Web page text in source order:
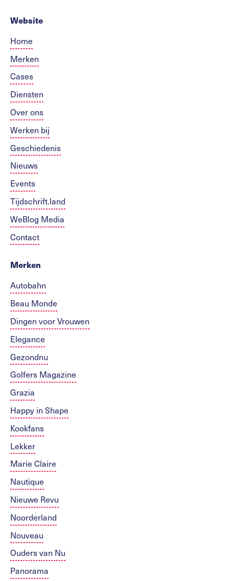
Website
Home
Merken
Cases
Diensten
Over ons
Werken bij
Geschiedenis
Nieuws
Events
Tijdschrift.land
WeBlog Media
Contact
Merken
Autobahn
Beau Monde
Dingen voor Vrouwen
Elegance
Gezondnu
Golfers Magazine
Grazia
Happy in Shape
Kookfans
Lekker
Marie Claire
Nautique
Nieuwe Revu
Noorderland
Nouveau
Ouders van Nu
Panorama